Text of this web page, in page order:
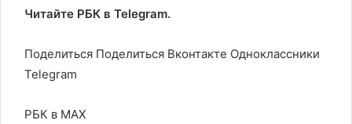
Читайте РБК в Telegram.
Поделиться Поделиться Вконтакте Одноклассники
Telegram
РБК в MAX